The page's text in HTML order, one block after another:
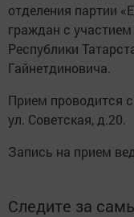
отделения партии
граждан с участием
Республики
Гайнетдиновича.
Прием проводится
ул. Советская, д.20.
Запись на прием
Следите за